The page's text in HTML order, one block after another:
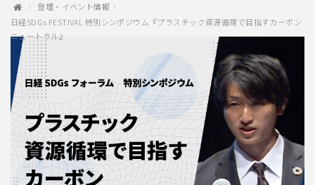
登壇・イベント情報
日経SDGs FESTIVAL 特別シンポジウム『プラスチック資源循環で目指すカーボン
ニュートラル』